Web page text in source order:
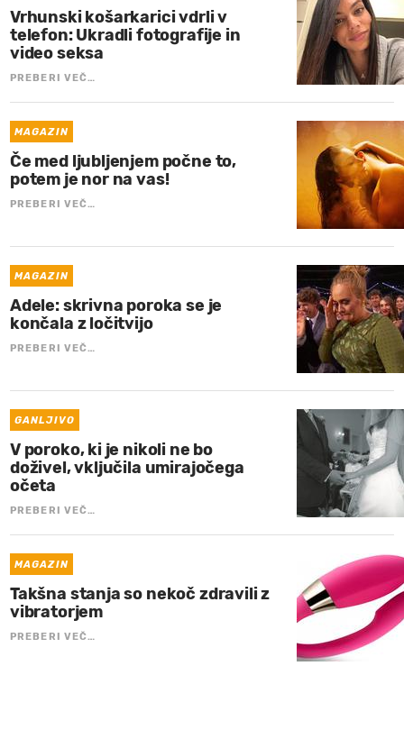
Vrhunski košarkarici vdrli v
telefon: Ukradli fotografije in
video seksa
PREBERI VEČ…
MAGAZIN
Če med ljubljenjem počne to,
potem je nor na vas!
PREBERI VEČ…
MAGAZIN
Adele: skrivna poroka se je
končala z ločitvijo
PREBERI VEČ…
GANLJIVO
V poroko, ki je nikoli ne bo
doživel, vključila umirajočega
očeta
PREBERI VEČ…
MAGAZIN
Takšna stanja so nekoč zdravili z
vibratorjem
PREBERI VEČ…